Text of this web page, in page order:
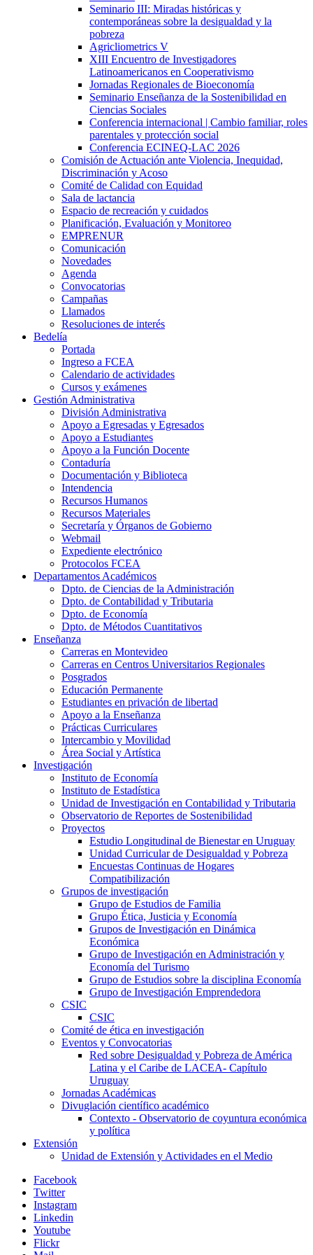
Seminario III: Miradas históricas y
contemporáneas sobre la desigualdad y la
pobreza
Agricliometrics V
XIII Encuentro de Investigadores
Latinoamericanos en Cooperativismo
Jornadas Regionales de Bioeconomía
Seminario Enseñanza de la Sostenibilidad en
Ciencias Sociales
Conferencia internacional | Cambio familiar, roles
parentales y protección social
Conferencia ECINEQ-LAC 2026
Comisión de Actuación ante Violencia, Inequidad,
Discriminación y Acoso
Comité de Calidad con Equidad
Sala de lactancia
Espacio de recreación y cuidados
Planificación, Evaluación y Monitoreo
EMPRENUR
Comunicación
Novedades
Agenda
Convocatorias
Campañas
Llamados
Resoluciones de interés
Bedelía
Portada
Ingreso a FCEA
Calendario de actividades
Cursos y exámenes
Gestión Administrativa
División Administrativa
Apoyo a Egresadas y Egresados
Apoyo a Estudiantes
Apoyo a la Función Docente
Contaduría
Documentación y Biblioteca
Intendencia
Recursos Humanos
Recursos Materiales
Secretaría y Órganos de Gobierno
Webmail
Expediente electrónico
Protocolos FCEA
Departamentos Académicos
Dpto. de Ciencias de la Administración
Dpto. de Contabilidad y Tributaria
Dpto. de Economía
Dpto. de Métodos Cuantitativos
Enseñanza
Carreras en Montevideo
Carreras en Centros Universitarios Regionales
Posgrados
Educación Permanente
Estudiantes en privación de libertad
Apoyo a la Enseñanza
Prácticas Curriculares
Intercambio y Movilidad
Área Social y Artística
Investigación
Instituto de Economía
Instituto de Estadística
Unidad de Investigación en Contabilidad y Tributaria
Observatorio de Reportes de Sostenibilidad
Proyectos
Estudio Longitudinal de Bienestar en Uruguay
Unidad Curricular de Desigualdad y Pobreza
Encuestas Continuas de Hogares
Compatibilización
Grupos de investigación
Grupo de Estudios de Familia
Grupo Ética, Justicia y Economía
Grupos de Investigación en Dinámica
Económica
Grupo de Investigación en Administración y
Economía del Turismo
Grupo de Estudios sobre la disciplina Economía
Grupo de Investigación Emprendedora
CSIC
CSIC
Comité de ética en investigación
Eventos y Convocatorias
Red sobre Desigualdad y Pobreza de América
Latina y el Caribe de LACEA- Capítulo
Uruguay
Jornadas Académicas
Divuglación científico académico
Contexto - Observatorio de coyuntura económica
y política
Extensión
Unidad de Extensión y Actividades en el Medio
Facebook
Twitter
Instagram
Linkedin
Youtube
Flickr